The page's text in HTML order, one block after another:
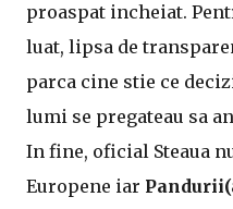
proaspat incheiat.
luat, lipsa de
parca cine stie ce
lumi se pregateau sa
In fine, oficial Steaua
Europene iar